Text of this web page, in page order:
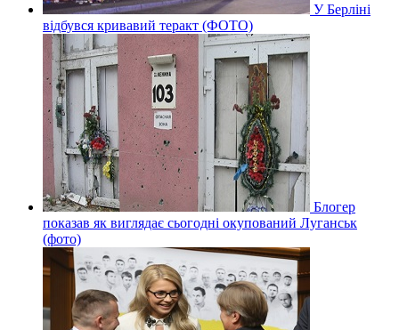
У Берліні
відбувся кривавий теракт (ФОТО)
Блогер
показав як виглядає сьогодні окупований Луганськ
(фото)